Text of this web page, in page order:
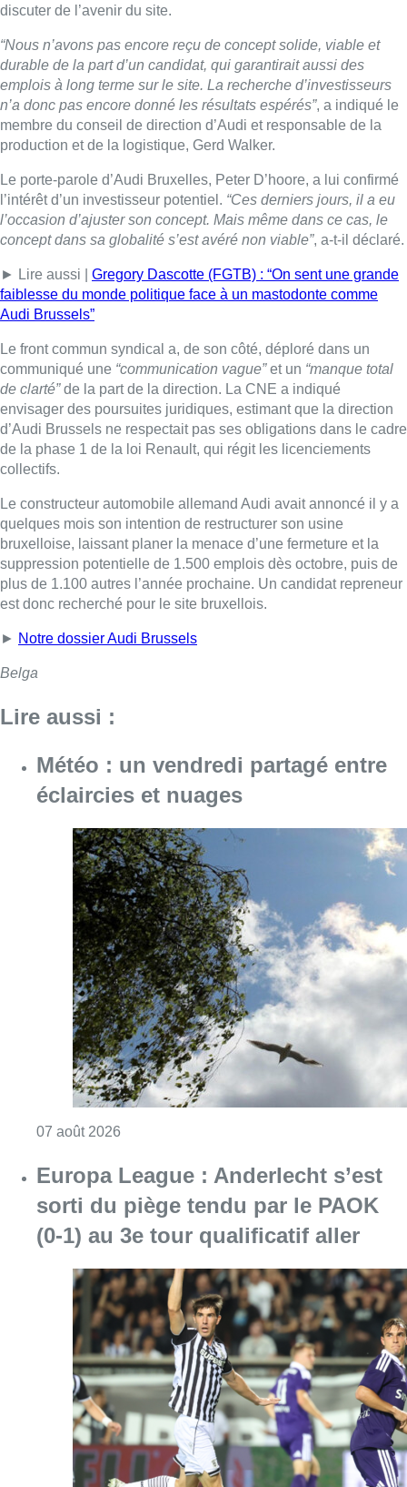
discuter de l’avenir du site.
“Nous n’avons pas encore reçu de concept solide, viable et
durable de la part d’un candidat, qui garantirait aussi des
emplois à long terme sur le site. La recherche d’investisseurs
n’a donc pas encore donné les résultats espérés”, a indiqué le
membre du conseil de direction d’Audi et responsable de la
production et de la logistique, Gerd Walker.
Le porte-parole d’Audi Bruxelles, Peter D’hoore, a lui confirmé
l’intérêt d’un investisseur potentiel. “Ces derniers jours, il a eu
l’occasion d’ajuster son concept. Mais même dans ce cas, le
concept dans sa globalité s’est avéré non viable”, a-t-il déclaré.
► Lire aussi | Gregory Dascotte (FGTB) : “On sent une grande
faiblesse du monde politique face à un mastodonte comme
Audi Brussels”
Le front commun syndical a, de son côté, déploré dans un
communiqué une “communication vague”et un “manque total
de clarté”de la part de la direction. La CNE a indiqué
envisager des poursuites juridiques, estimant que la direction
d’Audi Brussels ne respectait pas ses obligations dans le cadre
de la phase 1 de la loi Renault, qui régit les licenciements
collectifs.
Le constructeur automobile allemand Audi avait annoncé il y a
quelques mois son intention de restructurer son usine
bruxelloise, laissant planer la menace d’une fermeture et la
suppression potentielle de 1.500 emplois dès octobre, puis de
plus de 1.100 autres l’année prochaine. Un candidat repreneur
est donc recherché pour le site bruxellois.
► Notre dossier Audi Brussels
Belga
Lire aussi :
Météo : un vendredi partagé entre
éclaircies et nuages
07 août 2026
Europa League : Anderlecht s’est
sorti du piège tendu par le PAOK
(0-1) au 3e tour qualificatif aller